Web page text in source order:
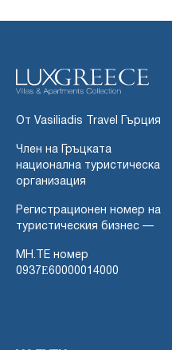
От Vasiliadis Travel Гърция
Член на Гръцката
национална туристическа
организация
Регистрационен номер на
туристическия бизнес —
MH.TE номер
0937Ε60000014000